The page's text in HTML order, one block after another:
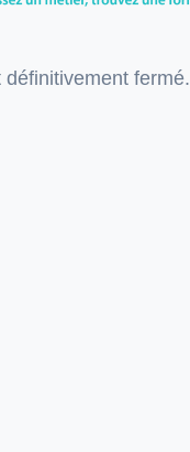
définitivement fermé.